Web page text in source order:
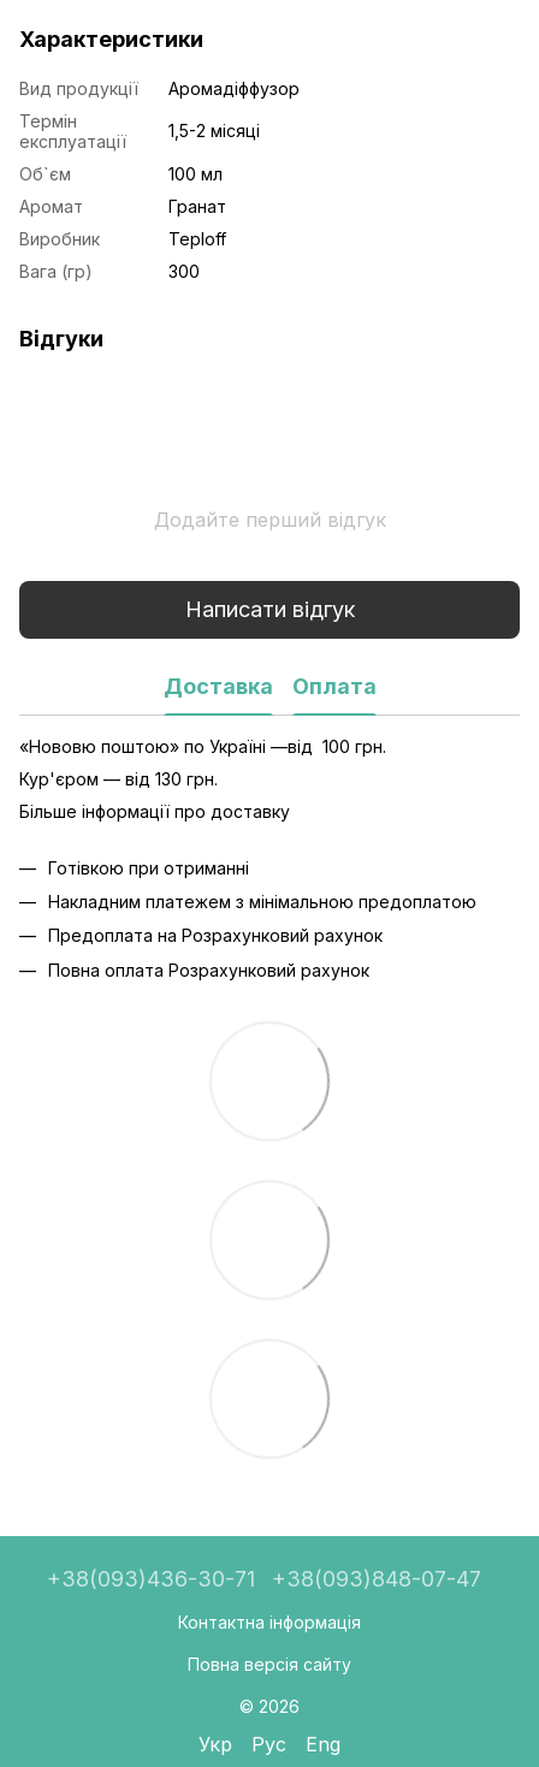
Характеристики
Вид продукції
Аромадіффузор
Термін
експлуатації
1,5-2 місяці
Об`єм
100 мл
Аромат
Гранат
Виробник
Teploff
Вага (гр)
300
Відгуки
Додайте перший відгук
Написати відгук
Доставка Оплата
«Нововю поштою» по Україні —від 100 грн.
Кур'єром — від 130 грн.
Більше інформації про доставку
Готівкою при отриманні
Накладним платежем з мінімальною предоплатою
Предоплата на Розрахунковий рахунок
Повна оплата Розрахунковий рахунок
+38(093)436-30-71 +38(093)848-07-47
Контактна інформація
Повна версія сайту
© 2026
Укр Рус Eng